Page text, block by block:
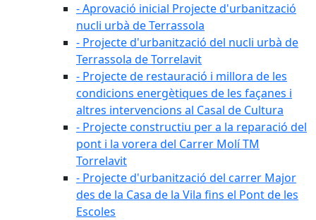
- Aprovació inicial Projecte d'urbanització
nucli urbà de Terrassola
- Projecte d'urbanització del nucli urbà de
Terrassola de Torrelavit
- Projecte de restauració i millora de les
condicions energètiques de les façanes i
altres intervencions al Casal de Cultura
- Projecte constructiu per a la reparació del
pont i la vorera del Carrer Molí TM
Torrelavit
- Projecte d'urbanització del carrer Major
des de la Casa de la Vila fins el Pont de les
Escoles